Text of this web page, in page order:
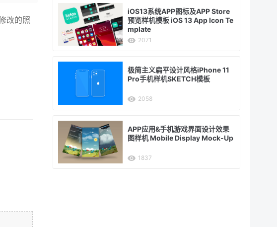
改的照
iOS13系统APP图标及APP Store
预览样机模板 iOS 13 App Icon Te
mplate
2071
极简主义扁平设计风格iPhone 11
Pro手机样机SKETCH模板
2058
APP应用&手机游戏界面设计效果
图样机 Mobile Display Mock-Up
1837